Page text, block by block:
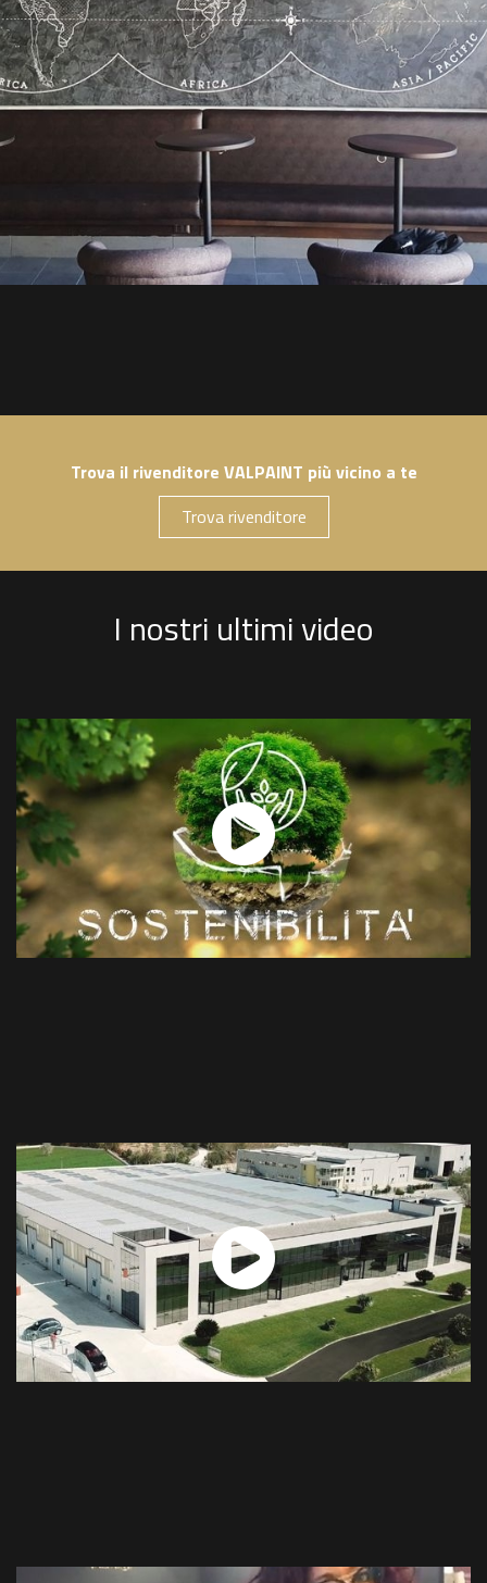
Trova il rivenditore VALPAINT più vicino a te
Trova rivenditore
I nostri ultimi video